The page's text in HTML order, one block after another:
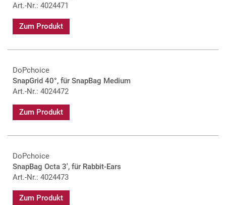
Art.-Nr.: 4024471
Zum Produkt
DoPchoice
SnapGrid 40°, für SnapBag Medium
Art.-Nr.: 4024472
Zum Produkt
DoPchoice
SnapBag Octa 3', für Rabbit-Ears
Art.-Nr.: 4024473
Zum Produkt